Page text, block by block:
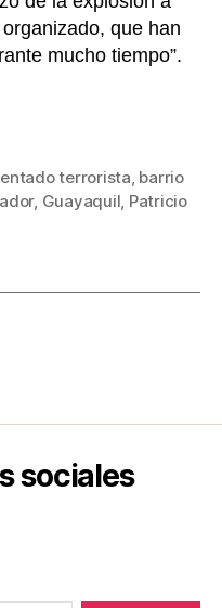
que han
mucho tiempo”.
terrorista, barrio
, Guayaquil, Patricio
sociales